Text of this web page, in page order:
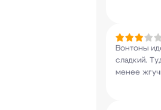
Вонтоны
сладкий.
менее